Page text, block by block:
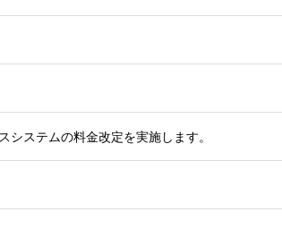
ステムの料金改定を実施します。